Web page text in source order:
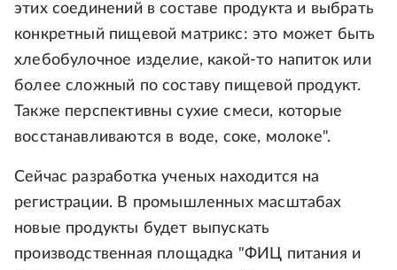
этих соединений в составе продукта и выбрать
конкретный пищевой матрикс: это может быть
хлебобулочное изделие, какой-то напиток или
более сложный по составу пищевой продукт.
Также перспективны сухие смеси, которые
восстанавливаются в воде, соке, молоке".
Сейчас разработка ученых находится на
регистрации. В промышленных масштабах
новые продукты будет выпускать
производственная площадка "ФИЦ питания и